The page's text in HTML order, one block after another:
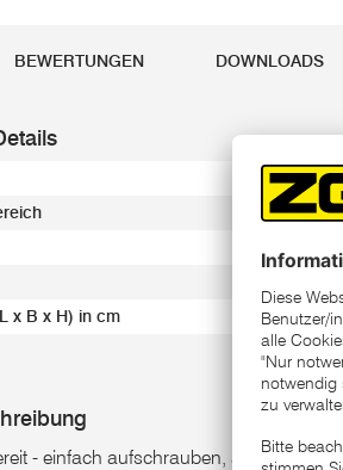
BEWERTUNGEN DOWNLOADS
1
x B x H) in cm 7 x
- einfach aufschrauben, aufstellen,